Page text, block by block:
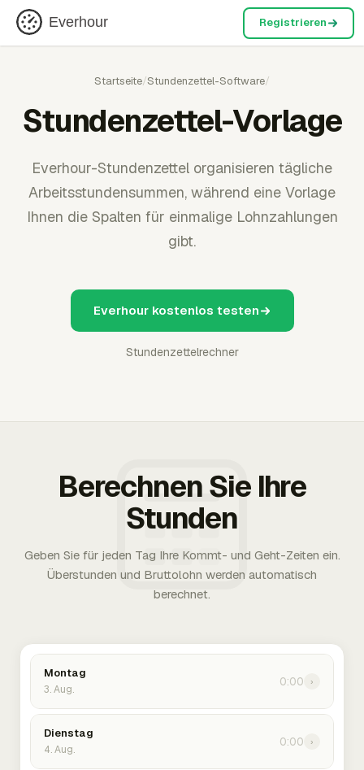
Everhour Registrieren
Startseite/Stundenzettel-Software/
Stundenzettel-Vorlage
Everhour-Stundenzettel organisieren tägliche
Arbeitsstundensummen, während eine Vorlage
Ihnen die Spalten für einmalige Lohnzahlungen
gibt.
Everhour kostenlos testen
Stundenzettelrechner
Berechnen Sie Ihre
Stunden
Geben Sie für jeden Tag Ihre Kommt- und Geht-Zeiten ein.
Überstunden und Bruttolohn werden automatisch
berechnet.
Montag
3. Aug.
0:00 ›
Dienstag
4. Aug.
0:00 ›